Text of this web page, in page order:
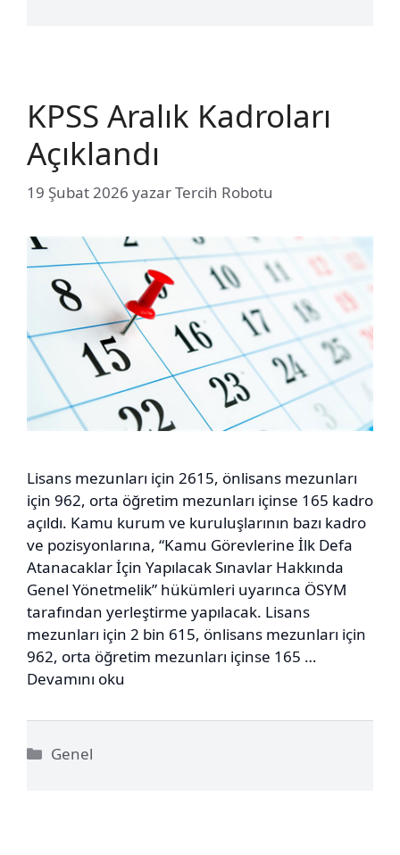
KPSS Aralık Kadroları
Açıklandı
19 Şubat 2026 yazarTercih Robotu
Lisans mezunları için 2615, önlisans mezunları
için 962, orta öğretim mezunları içinse 165 kadro
açıldı. Kamu kurum ve kuruluşlarının bazı kadro
ve pozisyonlarına, “Kamu Görevlerine İlk Defa
Atanacaklar İçin Yapılacak Sınavlar Hakkında
Genel Yönetmelik” hükümleri uyarınca ÖSYM
tarafından yerleştirme yapılacak. Lisans
mezunları için 2 bin 615, önlisans mezunları için
962, orta öğretim mezunları içinse 165 …
Devamını oku
Kategoriler
Genel